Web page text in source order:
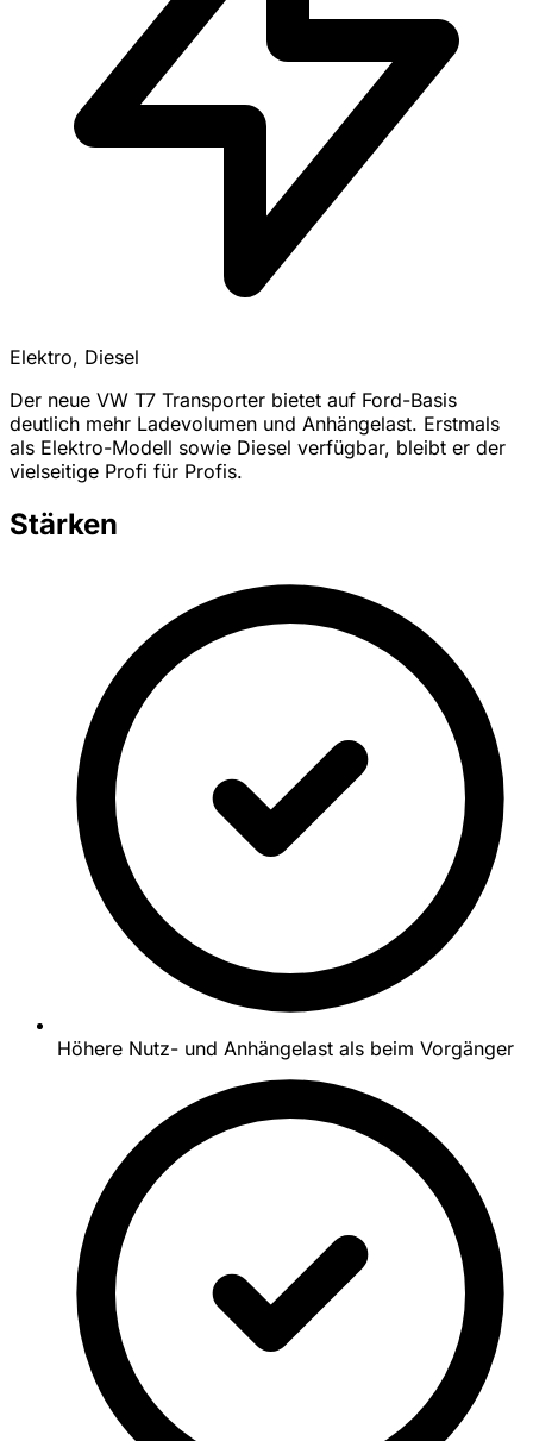
Elektro, Diesel
Der neue VW T7 Transporter bietet auf Ford-Basis
deutlich mehr Ladevolumen und Anhängelast. Erstmals
als Elektro-Modell sowie Diesel verfügbar, bleibt er der
vielseitige Profi für Profis.
Stärken
Höhere Nutz- und Anhängelast als beim Vorgänger